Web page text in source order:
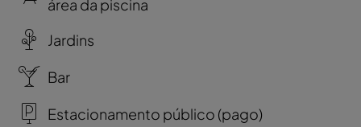
área da piscina
Jardins
Bar
Estacionamento público (pago)